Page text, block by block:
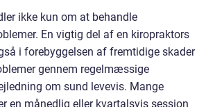
ikke kun om at behandle
En vigtig del af en kiropraktors
i forebyggelsen af fremtidige skader
gennem regelmæssige
om sund levevis. Mange
en månedlig eller kvartalsvis session